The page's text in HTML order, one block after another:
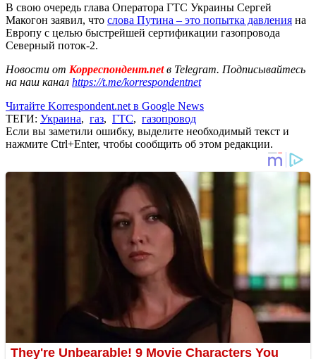
В свою очередь глава Оператора ГТС Украины Сергей
Макогон заявил, что слова Путина – это попытка давления на
Европу с целью быстрейшей сертификации газопровода
Северный поток-2.
Новости от Корреспондент.netв Telegram. Подписывайтесь
на наш канал https://t.me/korrespondentnet
Читайте Korrespondent.net в Google News
ТЕГИ: Украина, газ, ГТС, газопровод
Если вы заметили ошибку, выделите необходимый текст и
нажмите Ctrl+Enter, чтобы сообщить об этом редакции.